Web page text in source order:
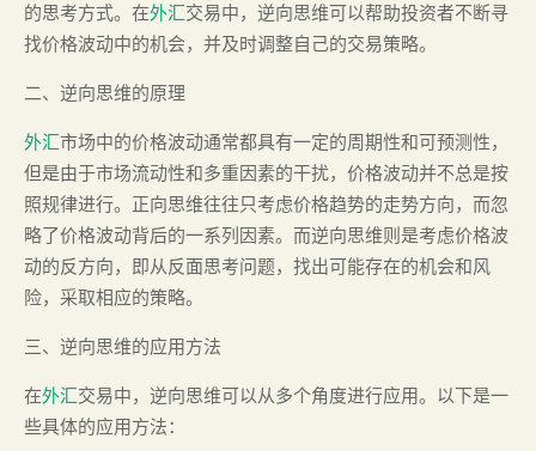
的思考方式。在外汇交易中，逆向思维可以帮助投资者不断寻
找价格波动中的机会，并及时调整自己的交易策略。
二、逆向思维的原理
外汇市场中的价格波动通常都具有一定的周期性和可预测性，
但是由于市场流动性和多重因素的干扰，价格波动并不总是按
照规律进行。正向思维往往只考虑价格趋势的走势方向，而忽
略了价格波动背后的一系列因素。而逆向思维则是考虑价格波
动的反方向，即从反面思考问题，找出可能存在的机会和风
险，采取相应的策略。
三、逆向思维的应用方法
在外汇交易中，逆向思维可以从多个角度进行应用。以下是一
些具体的应用方法：